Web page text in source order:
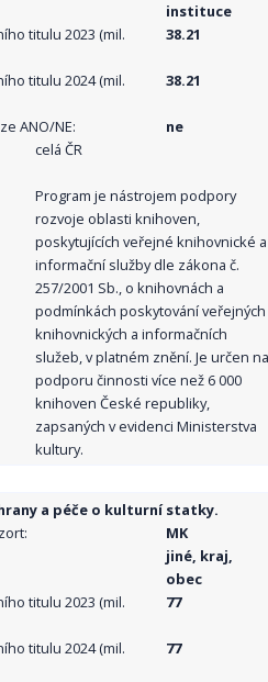
instituce
titulu 2023 (mil.
38.21
titulu 2024 (mil.
38.21
ANO/NE:
ne
celá ČR
Program je nástrojem podpory
rozvoje oblasti knihoven,
poskytujících veřejné knihovnické a
informační služby dle zákona č.
257/2001 Sb., o knihovnách a
podmínkách poskytování veřejných
knihovnických a informačních
služeb, v platném znění. Je určen na
podporu činnosti více než 6 000
knihoven České republiky,
zapsaných v evidenci Ministerstva
kultury.
a péče o kulturní statky.
MK
jiné, kraj,
obec
titulu 2023 (mil.
77
titulu 2024 (mil.
77